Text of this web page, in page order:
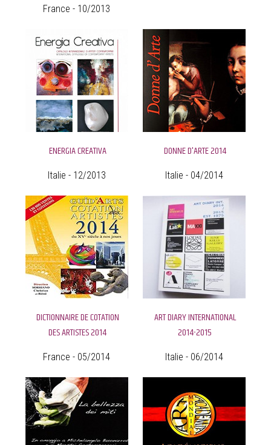
France - 10/2013
ENERGIA CREATIVA
Italie - 12/2013
DONNE D'ARTE 2014
Italie - 04/2014
DICTIONNAIRE DE COTATION
DES ARTISTES 2014
France - 05/2014
ART DIARY INTERNATIONAL
2014-2015
Italie - 06/2014